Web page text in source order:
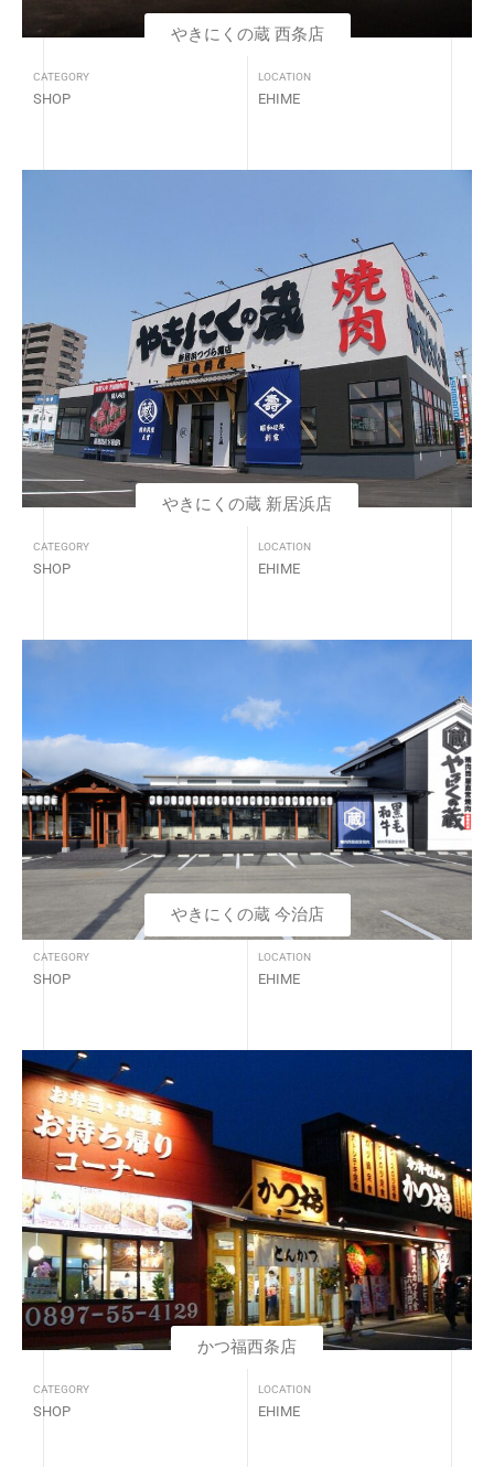
やきにくの蔵 西条店
CATEGORY
SHOP
LOCATION
EHIME
やきにくの蔵 新居浜店
CATEGORY
SHOP
LOCATION
EHIME
やきにくの蔵 今治店
CATEGORY
SHOP
LOCATION
EHIME
かつ福西条店
CATEGORY
SHOP
LOCATION
EHIME